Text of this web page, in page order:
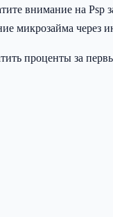
внимание на
через
проценты за